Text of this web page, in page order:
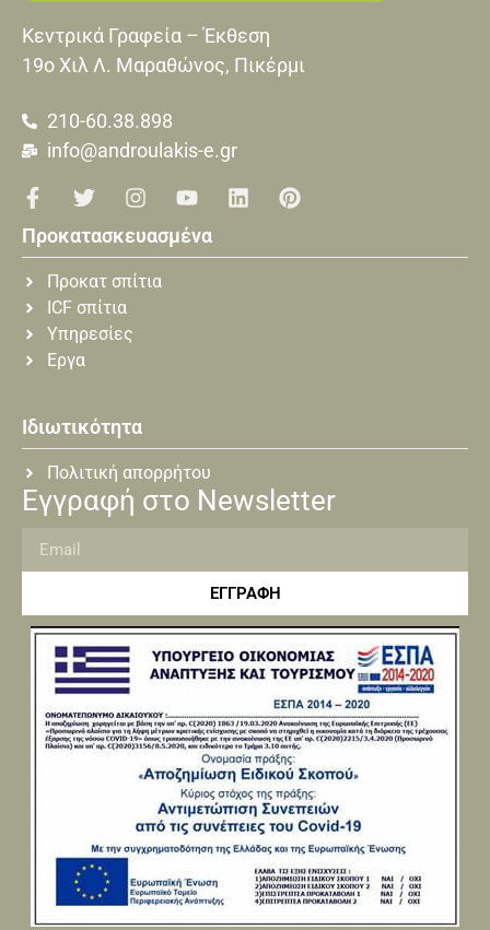
Κεντρικά Γραφεία – Έκθεση
19o Xιλ Λ. Μαραθώνος, Πικέρμι
210-60.38.898
info@androulakis-e.gr
Προκατασκευασμένα
Προκατ σπίτια
ICF σπίτια
Υπηρεσίες
Εργα
Ιδιωτικότητα
Πολιτική απορρήτου
Εγγραφή στο Newsletter
ΕΓΓΡΑΦΗ